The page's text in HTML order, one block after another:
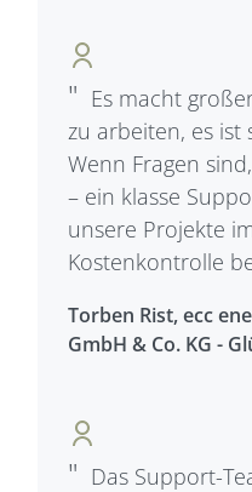
Es macht
zu arbeiten, es
Wenn Fragen
– ein klasse
unsere Projekte
Kostenkontrolle
Torben Rist, ecc
GmbH & Co. KG -
Das Support-